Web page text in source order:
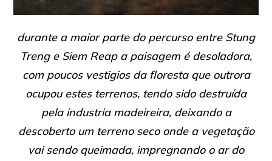
durante a maior parte do percurso entre Stung
Treng e Siem Reap a paisagem é desoladora,
com poucos vestigios da floresta que outrora
ocupou estes terrenos, tendo sido destruída
pela industria madeireira, deixando a
descoberto um terreno seco onde a vegetação
vai sendo queimada, impregnando o ar do